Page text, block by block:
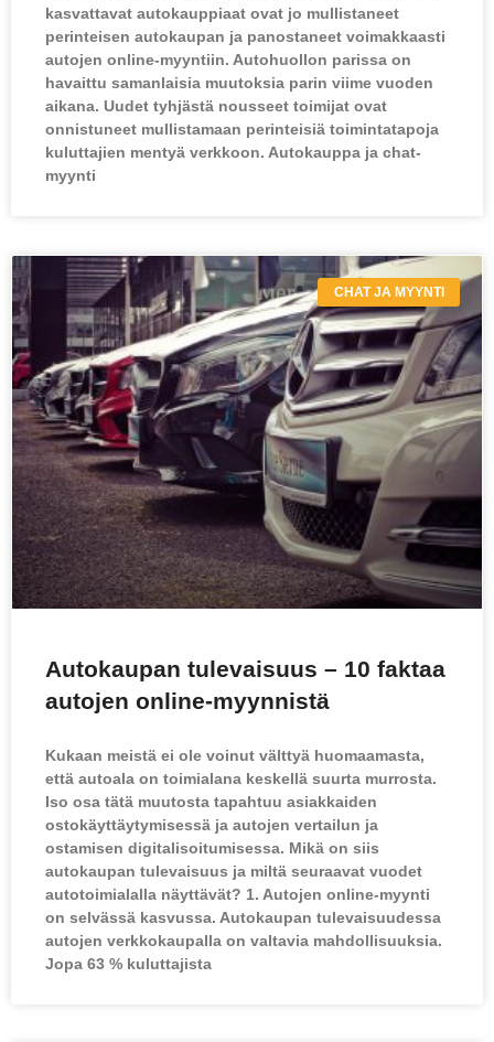
kasvattavat autokauppiaat ovat jo mullistaneet
perinteisen autokaupan ja panostaneet voimakkaasti
autojen online-myyntiin. Autohuollon parissa on
havaittu samanlaisia muutoksia parin viime vuoden
aikana. Uudet tyhjästä nousseet toimijat ovat
onnistuneet mullistamaan perinteisiä toimintatapoja
kuluttajien mentyä verkkoon. Autokauppa ja chat-
myynti
CHAT JA MYYNTI
Autokaupan tulevaisuus – 10 faktaa
autojen online-myynnistä
Kukaan meistä ei ole voinut välttyä huomaamasta,
että autoala on toimialana keskellä suurta murrosta.
Iso osa tätä muutosta tapahtuu asiakkaiden
ostokäyttäytymisessä ja autojen vertailun ja
ostamisen digitalisoitumisessa. Mikä on siis
autokaupan tulevaisuus ja miltä seuraavat vuodet
autotoimialalla näyttävät? 1. Autojen online-myynti
on selvässä kasvussa. Autokaupan tulevaisuudessa
autojen verkkokaupalla on valtavia mahdollisuuksia.
Jopa 63 % kuluttajista